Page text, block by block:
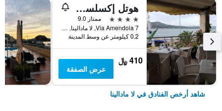
هوتل إكسلسيور
4 نجوم
ممتاز 9.0
Via Amendola 7, لا مادالينا, سردينيا, إيطاليا
0.2 كيلومتر عن وسط المدينة
410 ﷼
عرض الصفقة
شاهد أرخص الفنادق في لا مادالينا